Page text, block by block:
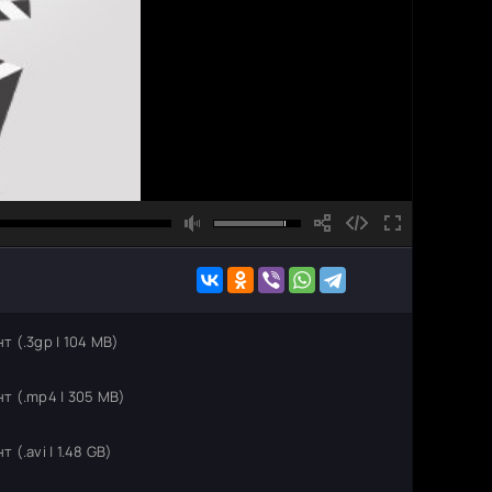
(.3gp | 104 MB)
(.mp4 | 305 MB)
(.avi | 1.48 GB)